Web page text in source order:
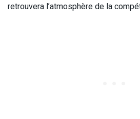
retrouvera l’atmosphère de la